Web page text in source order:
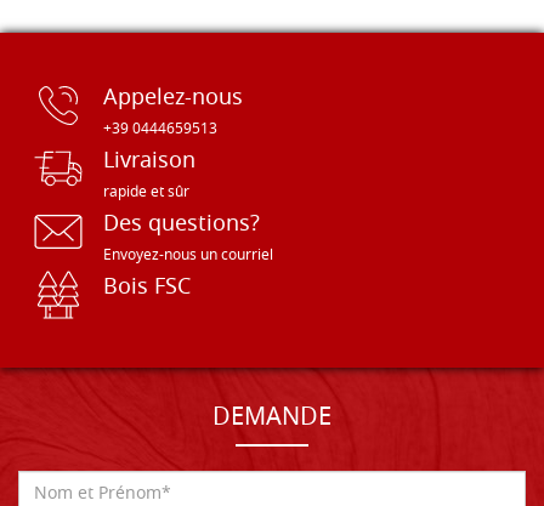
Appelez-nous
+39 0444659513
Livraison
rapide et sûr
Des questions?
Envoyez-nous un courriel
Bois FSC
DEMANDE